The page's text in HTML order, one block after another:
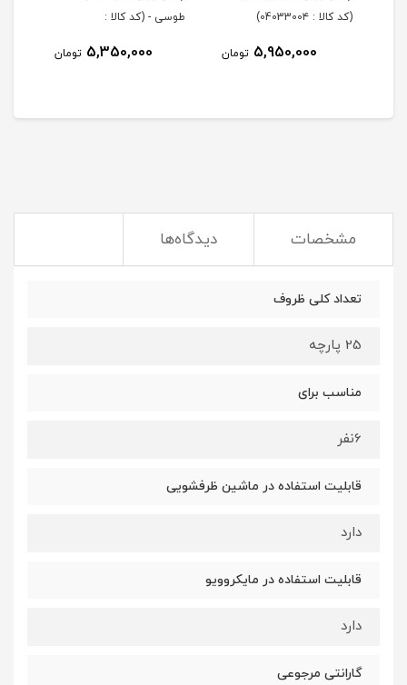
(کد کالا : 0403300۴)
5,950,000 تومان
طوسی - (کد کالا :
5,350,000 تومان
مشخصات دیدگاه‌ها
تعداد کلی ظروف
25 پارچه
مناسب برای
6نفر
قابلیت استفاده در ماشین ظرفشویی
دارد
قابلیت استفاده در مایکروویو
دارد
گارانتی مرجوعی